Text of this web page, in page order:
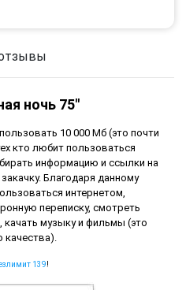
не шкодую про прийняте
в компанії 3G star
ночь 75"
10 000 Мб (это почти
кто любит пользоваться
информацию и ссылки на
Благодаря данному
интернетом,
переписку, смотреть
музыку и фильмы (это
139!